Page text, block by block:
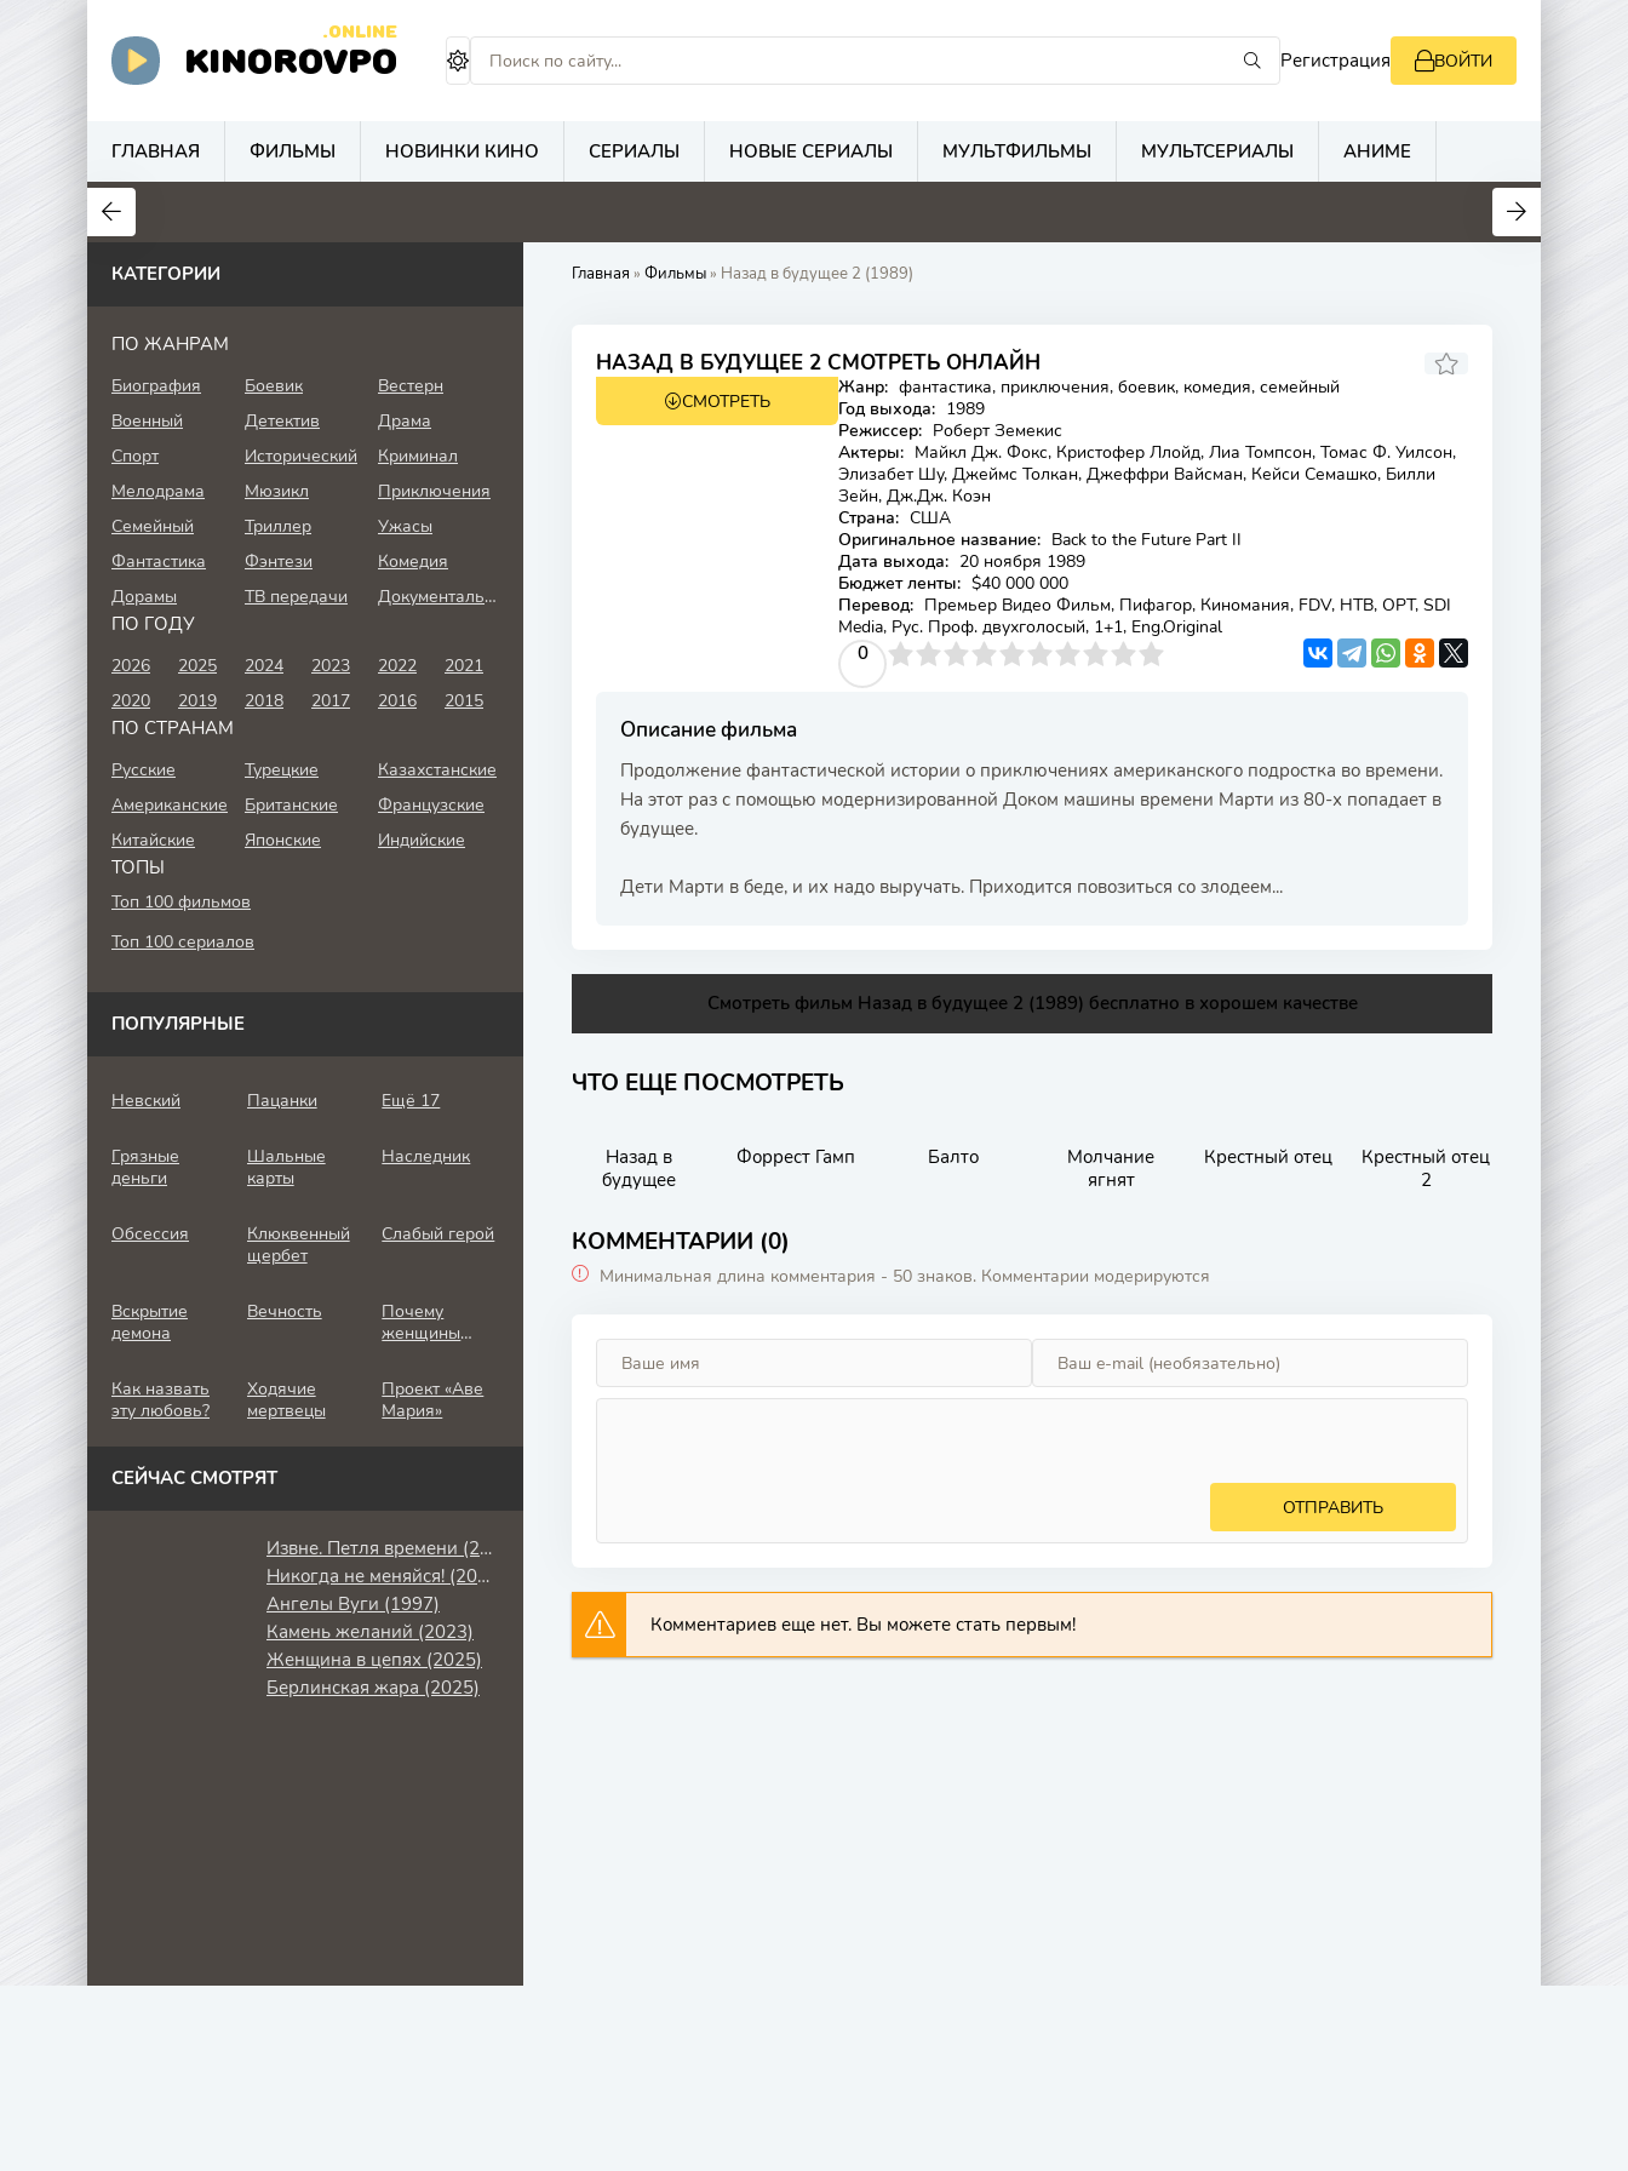
KINOROVPO
.ONLINE
Регистрация ВОЙТИ
ГЛАВНАЯ ФИЛЬМЫ НОВИНКИ КИНО СЕРИАЛЫ НОВЫЕ СЕРИАЛЫ МУЛЬТФИЛЬМЫ МУЛЬТСЕРИАЛЫ АНИМЕ
Главная » Фильмы» Назад в будущее 2 (1989)
НАЗАД В БУДУЩЕЕ 2 СМОТРЕТЬ ОНЛАЙН
8.3 7.8
СМОТРЕТЬ
Жанр: фантастика, приключения, боевик, комедия, семейный
Год выхода: 1989
Режиссер: Роберт Земекис
Актеры: Майкл Дж. Фокс, Кристофер Ллойд, Лиа Томпсон, Томас Ф. Уилсон,
Элизабет Шу, Джеймс Толкан, Джеффри Вайсман, Кейси Семашко, Билли
Зейн, Дж.Дж. Коэн
Страна: США
Оригинальное название: Back to the Future Part II
Дата выхода: 20 ноября 1989
Бюджет ленты: $40 000 000
Перевод: Премьер Видео Фильм, Пифагор, Киномания, FDV, НТВ, ОРТ, SDI
Media, Рус. Проф. двухголосый, 1+1, Eng.Original
0
4 5 6 7 8 9 10
Описание фильма
Продолжение фантастической истории о приключениях американского подростка во времени.
На этот раз с помощью модернизированной Доком машины времени Марти из 80-х попадает в
будущее.
Дети Марти в беде, и их надо выручать. Приходится повозиться со злодеем...
Смотреть фильм Назад в будущее 2 (1989) бесплатно в хорошем качестве
ЧТО ЕЩЕ ПОСМОТРЕТЬ
Назад в
будущее
Форрест Гамп Балто
Молчание
ягнят
Крестный отец
Крестный отец
2
КОММЕНТАРИИ (0)
Минимальная длина комментария - 50 знаков. Комментарии модерируются
ОТПРАВИТЬ
Комментариев еще нет. Вы можете стать первым!
КАТЕГОРИИ
ПО ЖАНРАМ
Биография Боевик
Вестерн
Военный
Детектив
Драма
Спорт
Исторический
Криминал
Мелодрама
Мюзикл
Приключения
Семейный
Триллер
Ужасы
Фантастика
Фэнтези
Комедия
Дорамы
ТВ передачи Документальный
ПО ГОДУ
2026 2025 2024 2023 2022
2021
2020
2019 2018 2017 2016 2015
ПО СТРАНАМ
Русские Турецкие
Казахстанские
Американские
Британские
Французские
Китайские
Японские Индийские
ТОПЫ
Топ 100 фильмов
Топ 100 сериалов
ПОПУЛЯРНЫЕ
Невский Пацанки Ещё 17
Грязные
деньги
Шальные
карты
Наследник
Обсессия
Клюквенный
щербет
Слабый герой
Вскрытие
демона
Вечность
Почему
женщины
Как назвать
эту любовь?
Ходячие
мертвецы
Проект «Аве
Мария»
СЕЙЧАС СМОТРЯТ
Извне. Петля времени (2024)
Никогда не меняйся! (2026)
Ангелы Вуги (1997)
Камень желаний (2023)
Женщина в цепях (2025)
Берлинская жара (2025)